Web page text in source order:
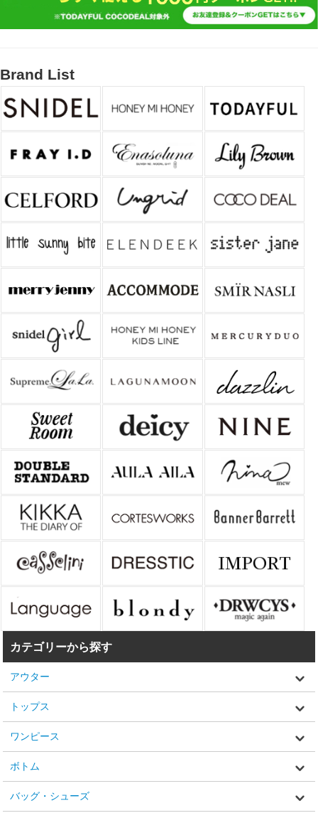
Brand List
カテゴリーから探す
アウター
トップス
ワンピース
ボトム
バッグ・シューズ